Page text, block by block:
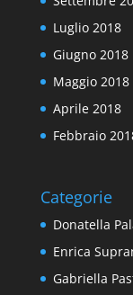
Luglio 2018
Giugno 2018
Maggio 2018
Aprile 2018
Febbraio
Categorie
Donatella
Enrica
Gabriella